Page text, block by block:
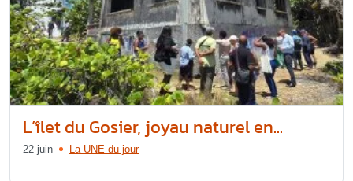
L’îlet du Gosier, joyau naturel en...
22 juin La UNE du jour